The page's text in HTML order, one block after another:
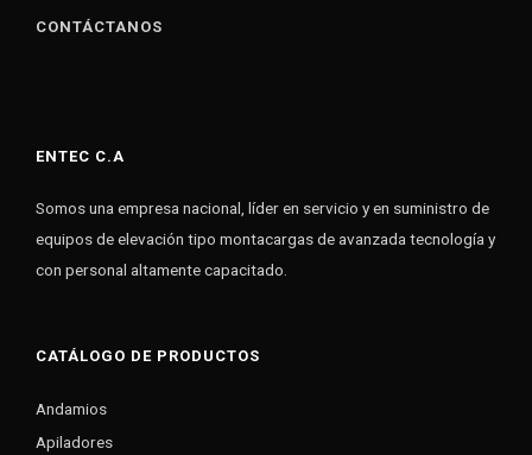
CONTÁCTANOS
ENTEC C.A
Somos una empresa nacional, líder en servicio y en suministro de
equipos de elevación tipo montacargas de avanzada tecnología y
con personal altamente capacitado.
CATÁLOGO DE PRODUCTOS
Andamios
Apiladores